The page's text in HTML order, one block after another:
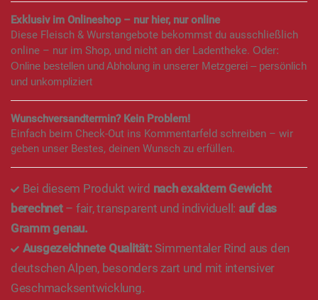
Exklusiv im Onlineshop – nur hier, nur online
Diese Fleisch & Wurstangebote bekommst du ausschließlich
online – nur im Shop, und nicht an der Ladentheke. Oder:
Online bestellen und Abholung in unserer Metzgerei – persönlich
und unkompliziert
Wunschversandtermin? Kein Problem!
Einfach beim Check-Out ins Kommentarfeld schreiben – wir
geben unser Bestes, deinen Wunsch zu erfüllen.
Bei diesem Produkt wird nach exaktem Gewicht
berechnet – fair, transparent und individuell: auf das
Gramm genau.
Ausgezeichnete Qualität: Simmentaler Rind aus den
deutschen Alpen, besonders zart und mit intensiver
Geschmacksentwicklung.